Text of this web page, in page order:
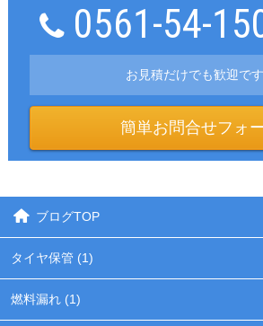
0561-54-
お見積だけでも歓迎です
簡単お問合せフォ
ブログTOP
タイヤ保管 (1)
燃料漏れ (1)